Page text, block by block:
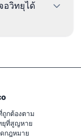
สรุปคำสั่งซื้อใน
อวิทยุได้
ถูกต้องตาม
ยุที่สูญหาย
กฎหมาย